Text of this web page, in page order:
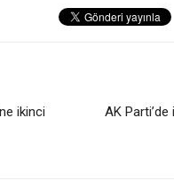
ikinci
AK